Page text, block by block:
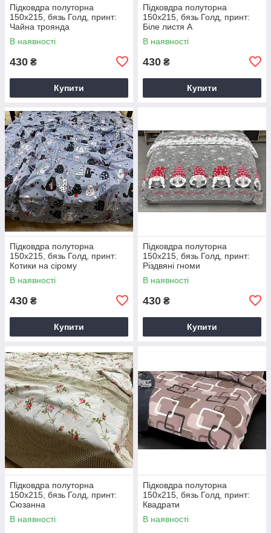
Підковдра полуторна
150х215, бязь Голд, принт:
Чайна троянда
В наявності
430 ₴
Купити
Підковдра полуторна
150х215, бязь Голд, принт:
Біле листя А
В наявності
430 ₴
Купити
Підковдра полуторна
150х215, бязь Голд, принт:
Котики на сірому
В наявності
430 ₴
Купити
Підковдра полуторна
150х215, бязь Голд, принт:
Різдвяні гноми
В наявності
430 ₴
Купити
Підковдра полуторна
150х215, бязь Голд, принт:
Сюзанна
В наявності
Підковдра полуторна
150х215, бязь Голд, принт:
Квадрати
В наявності